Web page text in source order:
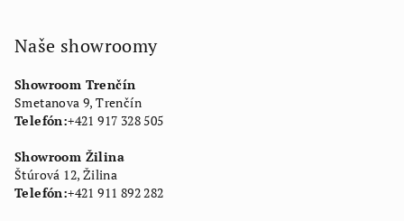
Naše showroomy
Showroom Trenčín
Smetanova 9, Trenčín
Telefón:+421 917 328 505
Showroom Žilina
Štúrová 12, Žilina
Telefón:+421 911 892 282